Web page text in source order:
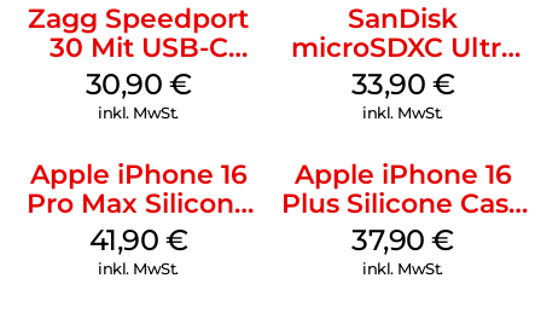
Zagg Speedport
30 Mit USB-C
Kabel Weiß
30,90 €
inkl. MwSt.
SanDisk
microSDXC Ultra
128 GB + Adapter
Mobile
33,90 €
inkl. MwSt.
Apple iPhone 16
Pro Max Silicone
Case MagSafe
Ultramarine
41,90 €
inkl. MwSt.
Apple iPhone 16
Plus Silicone Case
MagSafe Lake
Green
37,90€
inkl. MwSt.